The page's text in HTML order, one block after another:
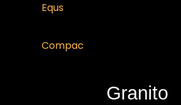
Equs
Compac
Granito